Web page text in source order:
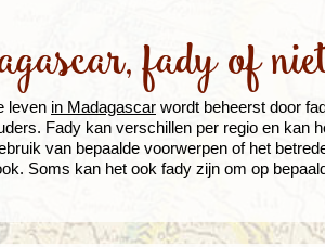
fady of
leven in Madagascar wordt beheerst door
Fady kan verschillen per regio en kan
van bepaalde voorwerpen of het
Soms kan het ook fady zijn om op